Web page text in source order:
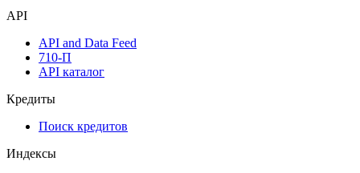
API
API and Data Feed
710-П
API каталог
Кредиты
Поиск кредитов
Индексы